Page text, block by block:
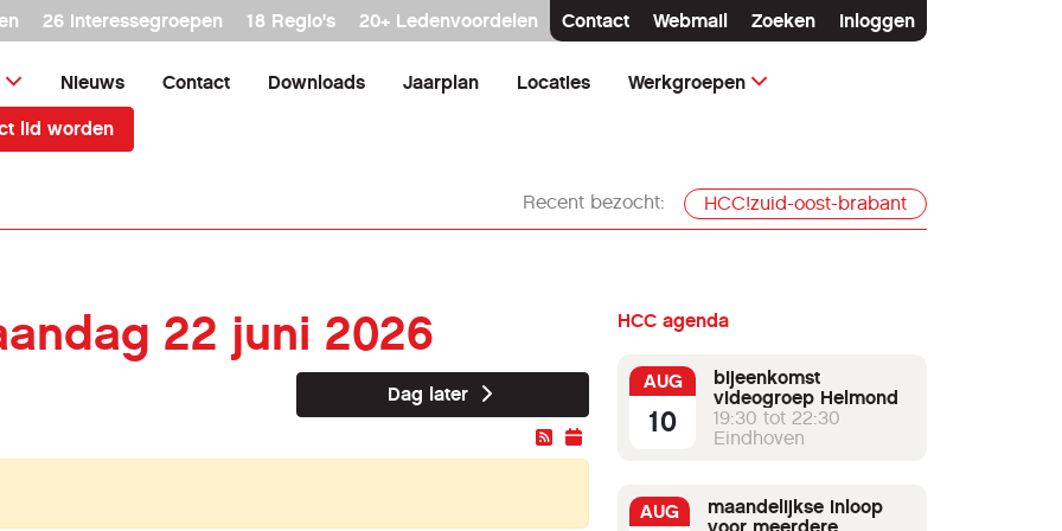
26 interessegroepen 18 Regio's 20+ Ledenvoordelen Contact Webmail Zoeken Inloggen
Nieuws Contact Downloads Jaarplan Locaties Werkgroepen
lid worden
Recent bezocht: HCC!zuid-oost-brabant
22 juni 2026
Dag later
HCC agenda
AUG
10
bijeenkomst
videogroep Helmond
19:30 tot 22:30
Eindhoven
AUG
maandelijkse inloop